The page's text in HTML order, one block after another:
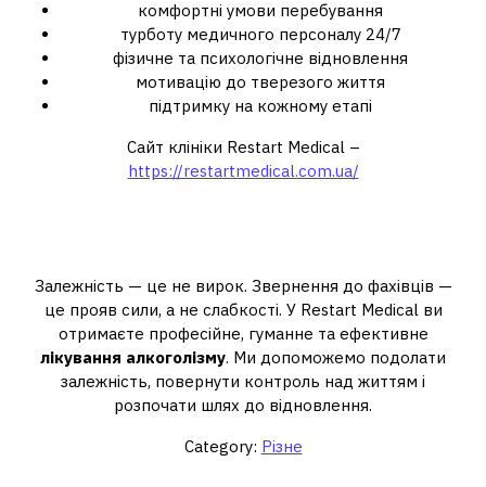
комфортні умови перебування
турботу медичного персоналу 24/7
фізичне та психологічне відновлення
мотивацію до тверезого життя
підтримку на кожному етапі
Сайт клініки Restart Medical –
https://restartmedical.com.ua/
Залежність — це не вирок. Звернення до фахівців —
це прояв сили, а не слабкості. У Restart Medical ви
отримаєте професійне, гуманне та ефективне
лікування алкоголізму. Ми допоможемо подолати
залежність, повернути контроль над життям і
розпочати шлях до відновлення.
Category: Різне